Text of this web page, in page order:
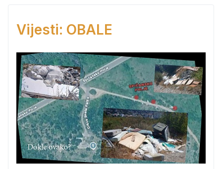
Vijesti: OBALE